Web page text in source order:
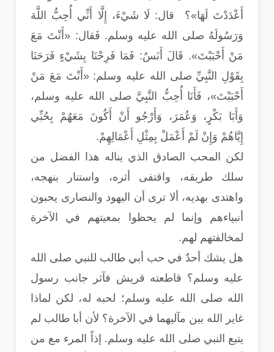
أَعْدَدْتَ لَهَا»؟ قال: لَا شَيْءَ، إِلَّا أَنِّي أُحِبُّ اللَّهَ
وَرَسُولَهُ صلى الله عليه وسلم. فَقال: «أَنْتَ مَعَ
مَنْ أَحْبَبْتَ». قَالَ أَنَسٌ: فَمَا فَرِحْنَا بِشَيْءٍ فَرَحَنَا
بِقَوْلِ النَّبِيِّ صلى الله عليه وسلم: «أَنْتَ مَعَ مَنْ
أَحْبَبْتَ»، فَأَنَا أُحِبُّ النَّبِيَّ صلى الله عليه وسلم،
وَأَبَا بَكْرٍ، وَعُمَرَ، وَأَرْجُو أَنْ أَكُونَ مَعَهُمْ بِحُبِّي
إِيَّاهُمْ وَإِنْ لَمْ أَعْمَلْ بِمِثْلِ أَعْمَالِهِمْ.
لكن المحب الصادق الذي يناله هذا الفضل من
سلك طريقه، واقتفى أثره، واستنار بنهجه،
واهتدى بهديه، ألا ترى أن اليهود والنصارى يحبون
أنبياءهم وإنما لم يحظوا بمعيتهم في الآخرة
لمخالفتهم لهم.
هل يشك أحدٌ في حب أبي طالب للنبي صلى الله
عليه وسلم؟ قاطعته قريش فآثر جانب رسول
الله صلى الله عليه وسلم؛ لحبه له، لكن لماذا
غاير الله بين مآليهما في الآخرة؟ لأن أبا طالب لم
يتبع النبي صلى الله عليه وسلم. إذاً المرء مع من